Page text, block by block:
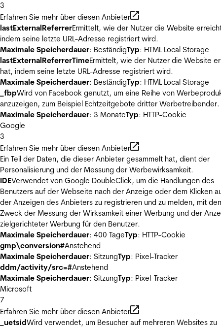
3
Erfahren Sie mehr über diesen Anbieter
lastExternalReferrerErmittelt, wie der Nutzer die Website
indem seine letzte URL-Adresse registriert wird.
Maximale Speicherdauer: BeständigTyp: HTML Local Storage
lastExternalReferrerTimeErmittelt, wie der Nutzer die Website
hat, indem seine letzte URL-Adresse registriert wird.
Maximale Speicherdauer: BeständigTyp: HTML Local Storage
_fbpWird von Facebook genutzt, um eine Reihe von
anzuzeigen, zum Beispiel Echtzeitgebote dritter Werbetreibender.
Maximale Speicherdauer: 3 MonateTyp: HTTP-Cookie
Google
3
Erfahren Sie mehr über diesen Anbieter
Ein Teil der Daten, die dieser Anbieter gesammelt hat, dient der
Personalisierung und der Messung der Werbewirksamkeit.
IDEVerwendet von Google DoubleClick, um die Handlungen des
Benutzers auf der Webseite nach der Anzeige oder dem Klicken
der Anzeigen des Anbieters zu registrieren und zu melden, mit
Zweck der Messung der Wirksamkeit einer Werbung und der
zielgerichteter Werbung für den Benutzer.
Maximale Speicherdauer: 400 TageTyp: HTTP-Cookie
gmp\conversion#Anstehend
Maximale Speicherdauer: SitzungTyp: Pixel-Tracker
ddm/activity/src=#Anstehend
Maximale Speicherdauer: SitzungTyp: Pixel-Tracker
Microsoft
7
Erfahren Sie mehr über diesen Anbieter
_uetsidWird verwendet, um Besucher auf mehreren Websites zu